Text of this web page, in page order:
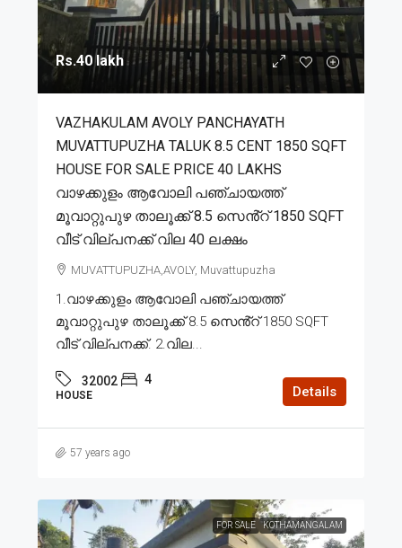
Rs.40 lakh
VAZHAKULAM AVOLY PANCHAYATH
MUVATTUPUZHA TALUK 8.5 CENT 1850 SQFT
HOUSE FOR SALE PRICE 40 LAKHS
വാഴക്കുളം ആവോലി പഞ്ചായത്ത്
മൂവാറ്റുപുഴ താലൂക്ക് 8.5 സെൻ്റ് 1850 SQFT
വീട് വില്പനക്ക് വില 40 ലക്ഷം
MUVATTUPUZHA,AVOLY, Muvattupuzha
1.വാഴക്കുളം ആവോലി പഞ്ചായത്ത്
മൂവാറ്റുപുഴ താലൂക്ക് 8.5 സെൻ്റ് 1850 SQFT
വീട് വില്പനക്ക്. 2.വില...
32002 4
HOUSE Details
57 years ago
FOR SALE KOTHAMANGALAM